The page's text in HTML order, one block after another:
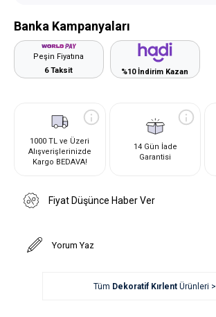
Banka Kampanyaları
Peşin Fiyatına
6 Taksit
%10 İndirim Kazan
1000 TL ve Üzeri
Alışverişlerinizde
Kargo BEDAVA!
14 Gün İade
Garantisi
Fiyat Düşünce Haber Ver
Yorum Yaz
Tüm Dekoratif Kırlent Ürünleri >